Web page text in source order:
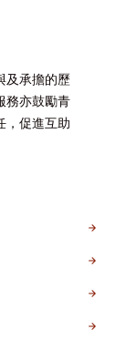
及承擔的歷
務亦鼓勵青
，促進互助